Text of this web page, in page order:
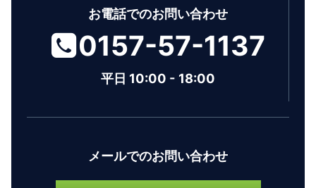
お電話でのお問い合わせ
0157-57-1137
平日 10:00 - 18:00
メールでのお問い合わせ